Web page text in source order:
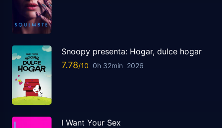
Snoopy presenta: Hogar, dulce hogar
7.78 0h 32min 2026
I Want Your Sex